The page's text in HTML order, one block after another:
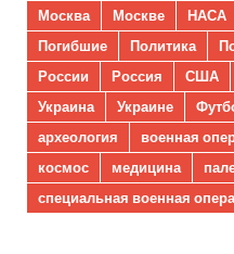
Москва
Москве НАСА
Погибшие
Политика
России
Россия США
Украина
Украине
археология
военная
космос
медицина
специальная военная